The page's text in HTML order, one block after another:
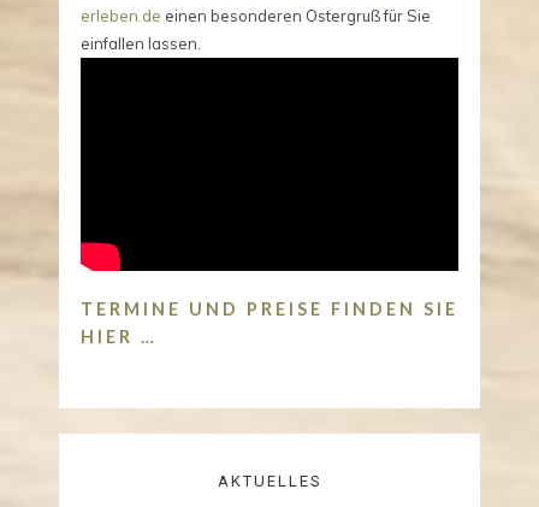
erleben.de einen besonderen Ostergruß für Sie
einfallen lassen.
TERMINE UND PREISE FINDEN SIE
HIER …
AKTUELLES